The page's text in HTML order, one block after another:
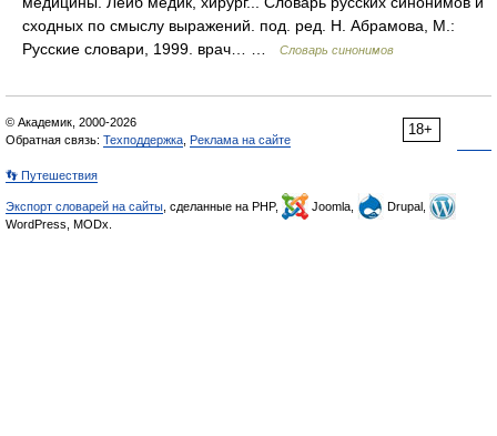
сходных по смыслу выражений. под. ред. Н. Абрамова, М.:
Русские словари, 1999. врач… …
Словарь синонимов
18+
© Академик, 2000-2026
Обратная связь: Техподдержка Реклама на сайте
👣 Путешествия
Экспорт словарей на сайты , сделанные на PHP, Joomla,
Drupal,
WordPress, MODx.